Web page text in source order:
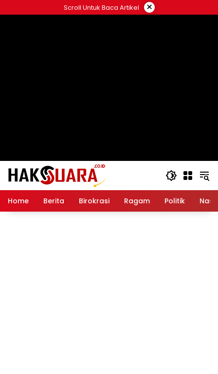
ke
Scroll Untuk Baca Artikel ×
Home Berita Birokrasi Ragam Politik